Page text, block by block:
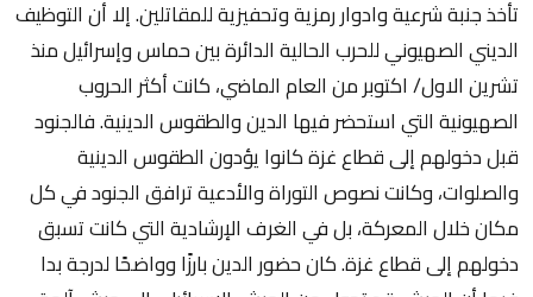
تأخذ جنبة شرعية وادوار رمزية وتحفيزية للمقاتلين. إلا أن التوظيف
الديني الصهيوني للحرب الحالية الدائرة بين حماس وإسرائيل منذ
تشرين الاول/ اكتوبر من العام الماضي، كانت أكثر الحروب
الصهيونية التي استحضر فيها الدين والطقوس الدينية. فالجنود
قبل دخولهم إلى قطاع غزة كانوا يؤدون الطقوس الدينية
والصلوات، وكانت نصوص التوراة والأدعية ترافق الجنود في كل
مكان خلال المعركة، بل في الغرف الإرشادية التي كانت تسبق
دخولهم إلى قطاع غزة. كان حضور الدين بارزًا وواضحًا لدرجة بدا